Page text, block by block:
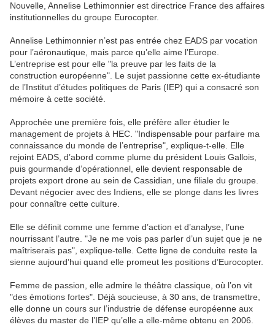
Nouvelle, Annelise Lethimonnier est directrice France des affaires
institutionnelles du groupe Eurocopter.
Annelise Lethimonnier n’est pas entrée chez EADS par vocation
pour l’aéronautique, mais parce qu’elle aime l’Europe.
L’entreprise est pour elle "la preuve par les faits de la
construction européenne". Le sujet passionne cette ex-étudiante
de l’Institut d’études politiques de Paris (IEP) qui a consacré son
mémoire à cette société.
Approchée une première fois, elle préfère aller étudier le
management de projets à HEC. "Indispensable pour parfaire ma
connaissance du monde de l’entreprise", explique-t-elle. Elle
rejoint EADS, d’abord comme plume du président Louis Gallois,
puis gourmande d’opérationnel, elle devient responsable de
projets export drone au sein de Cassidian, une filiale du groupe.
Devant négocier avec des Indiens, elle se plonge dans les livres
pour connaître cette culture.
Elle se définit comme une femme d’action et d’analyse, l’une
nourrissant l’autre. "Je ne me vois pas parler d’un sujet que je ne
maîtriserais pas", explique-telle. Cette ligne de conduite reste la
sienne aujourd’hui quand elle promeut les positions d’Eurocopter.
Femme de passion, elle admire le théâtre classique, où l’on vit
"des émotions fortes". Déjà soucieuse, à 30 ans, de transmettre,
elle donne un cours sur l’industrie de défense européenne aux
élèves du master de l’IEP qu’elle a elle-même obtenu en 2006.